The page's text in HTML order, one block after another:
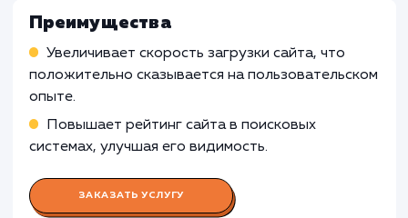
значительного влияния на скорость загрузки
страниц.
производительности верстки сайта может
менее подходящей для сложных веб-
приложений, где производительность
не только от верстки, но и от серверной